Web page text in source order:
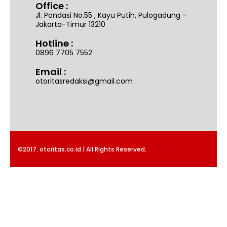
Office :
Jl. Pondasi No.55 , Kayu Putih, Pulogadung –
Jakarta-Timur 13210
Hotline :
0896 7705 7552
Email :
otoritasredaksi@gmail.com
©2017. otoritas.co.id | All Rights Reserved.